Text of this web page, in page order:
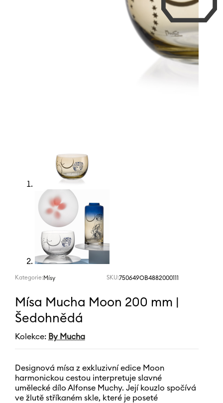
Kategorie:Mísy SKU:750649OB4882000111
Mísa Mucha Moon 200 mm |
Šedohnědá
Kolekce: By Mucha
Designová mísa z exkluzivní edice Moon
harmonickou cestou interpretuje slavné
umělecké dílo Alfonse Muchy. Její kouzlo spočívá
ve žlutě stříkaném skle, které je poseté